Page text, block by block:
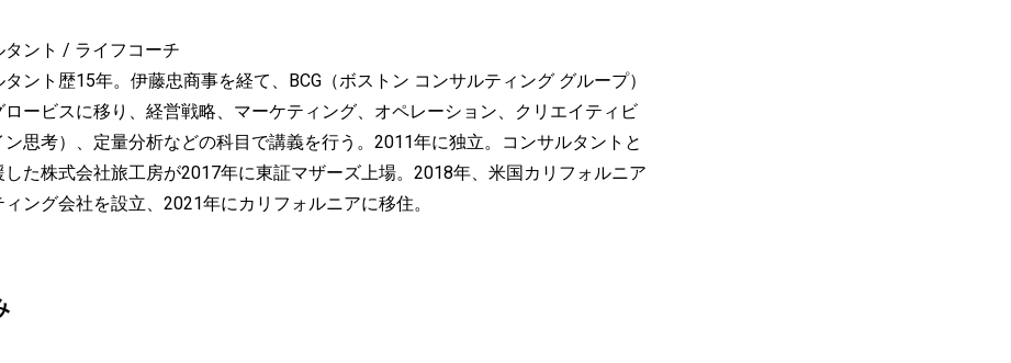
タント / ライフコーチ
ント歴15年。伊藤忠商事を経て、BCG（ボストン コンサルティング グループ）
ービスに移り、経営戦略、マーケティング、オペレーション、クリエイティビ
ン思考）、定量分析などの科目で講義を行う。2011年に独立。コンサルタントと
した株式会社旅工房が2017年に東証マザーズ上場。2018年、米国カリフォルニア
ング会社を設立、2021年にカリフォルニアに移住。